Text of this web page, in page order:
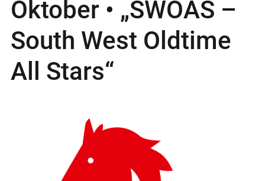
Oktober • „SWOAS –
South West Oldtime
All Stars“